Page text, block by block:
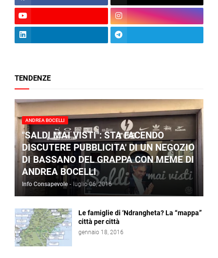
TENDENZE
ANDREA BOCELLI
"SALDI MAI VISTI": STA FACENDO
DISCUTERE PUBBLICITA' DI UN NEGOZIO
DI BASSANO DEL GRAPPA CON MEME DI
ANDREA BOCELLI
Info Consapevole - luglio 06, 2016
Le famiglie di ‘Ndrangheta? La “mappa”
città per città
gennaio 18, 2016